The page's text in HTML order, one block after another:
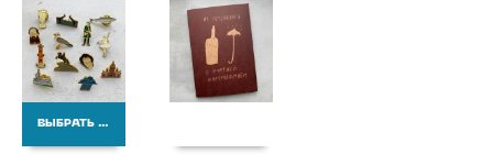
ВЫБРАТЬ ВАРИАНТЫ